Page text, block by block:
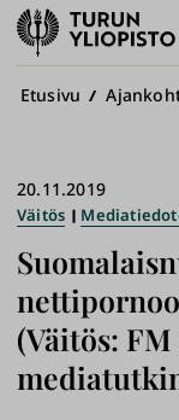
Turun
yliopisto
Murupolku
Etusivu
(Väitös: FM
20.11.2019
Väitös